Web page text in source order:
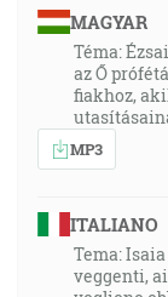
Pavel,
kričali a
ľudia, ktorí
zvestujeme
márností k
more i
32:03
A keď už
Kornelius,
MAGYAR
Téma:
az Ő
fiakhoz,
MP3
ITALIANO
Tema:
veggenti,